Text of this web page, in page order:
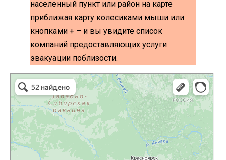
населенный пункт или район на карте
приближая карту колесиками мыши или
кнопками + – и вы увидите список
компаний предоставляющих услуги
эвакуации поблизости.
Волоколамск